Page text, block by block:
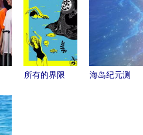
全国巡演开
启
动开幕式文
艺演出——
驯兽表演团
所有的界限
海岛纪元测